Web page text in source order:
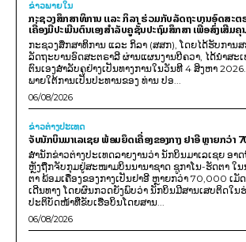
ຂ່າວພາຍ​ໃນ
ກະຊວງສຶກສາທິການ ແລະ ກິລາ ຮ່ວມກັບລັດຖະບານອົດສະຕ
ເຄື່ອງມືປະເມີນຕົນເອງສຳລັບຄູຊັ້ນປະຖົມສຶກສາ ເພື່ອສົ່ງເສີມ
ກະຊວງສຶກສາທິການ ແລະ ກິລາ (ສສກ), ໂດຍໄດ້ຮັບກາ
ລັດຖະບານອົດສະຕຣາລີ ຜ່ານແຜນງານບີຄວາ, ໄດ້ນຳສະ
ຕົນເອງສຳລັບຄູຢ່າງເປັນທາງການໃນວັນທີ 4 ສິງຫາ
ພາຍໃຕ້ການເປັນປະທານຂອງ ທ່ານ ປອ...
06/08/2026
ຂ່າວຕ່າງປະເທດ
ຈັບນັກບິນມາເລເຊຍ ພ້ອມຍຶດເຄື່ອງຂອງກາງ ຢາອີ ຫຼາຍກວ່າ
ສຳນັກຂ່າວຕ່າງປະເທດລາຍງານວ່າ ນັກບິນມາເລເຊຍ ອ
ຫຼັງຖືກຈັບກຸມຢູ່ສະໜາມບິນນານາຊາດ ຊູກາໂນ-ຮັດຕາ ໃ
ຕາ ພ້ອມເຄື່ອງຂອງກາງເປັນຢາອີ ຫຼາຍກວ່າ 70,000 ເມັ
ເດີນທາງ ໂດຍຜົນກວດຍັງພົບວ່າ ນັກບິນມີສານເສບຕິດໃນ
ປະຕິບັດໜ້າທີ່ຂັບເຮືອບິນໂດຍສານ...
06/08/2026